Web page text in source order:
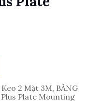
Keo 2 Mặt 3M, BĂNG
Plate Mounting